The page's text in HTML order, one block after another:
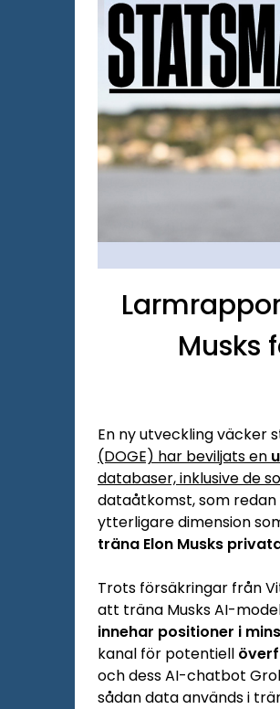
Musks
En ny utveckling väcker
(DOGE) har beviljats en
databaser, inklusive de
dataåtkomst, som
ytterligare dimension
träna Elon Musks
Trots försäkringar från
att träna Musks AI-
innehar positioner i
kanal för potentiell
och dess AI-chatbot
sådan data används i